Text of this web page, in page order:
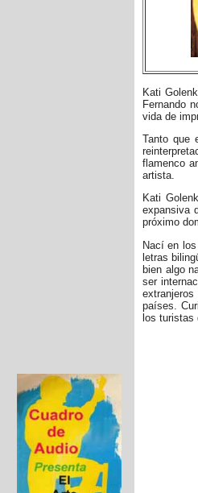
Kati
Fernando
vida de
Tanto que
flamenco
artista.
Kati
expansiva
próximo
Nací en
letras
bien algo
ser
países.
los turistas